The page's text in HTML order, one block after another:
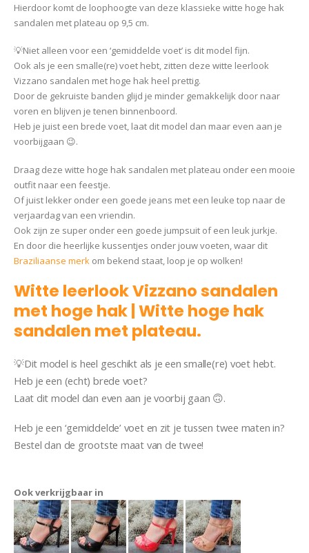
Hierdoor komt de loophoogte van deze klassieke witte hoge hak
sandalen met plateau op 9,5 cm.
💡Niet alleen voor een ‘gemiddelde voet’ is dit model fijn.
Ook als je een smalle(re) voet hebt, zitten deze witte leerlook
Vizzano sandalen met hoge hak heel prettig.
Door de gekruiste banden glijd je minder gemakkelijk door naar
voren en blijven je tenen binnenboord.
Heb je juist een brede voet, laat dit model dan maar even aan je
voorbijgaan 😉.
Draag deze witte hoge hak sandalen met plateau onder een mooie
outfit naar een feestje.
Of juist lekker onder een goede jeans met een leuke top naar de
verjaardag van een vriendin.
Ook zijn ze super onder een goede jumpsuit of een leuk jurkje.
En door die heerlijke kussentjes onder jouw voeten, waar dit
Braziliaanse merk om bekend staat, loop je op wolken!
Witte leerlook Vizzano sandalen
met hoge hak | Witte hoge hak
sandalen met plateau.
💡Dit model is heel geschikt als je een smalle(re) voet hebt.
Heb je een (echt) brede voet?
Laat dit model dan even aan je voorbij gaan 🙃.
Heb je een ‘gemiddelde’ voet en zit je tussen twee maten in?
Bestel dan de grootste maat van de twee!
Ook verkrijgbaar in